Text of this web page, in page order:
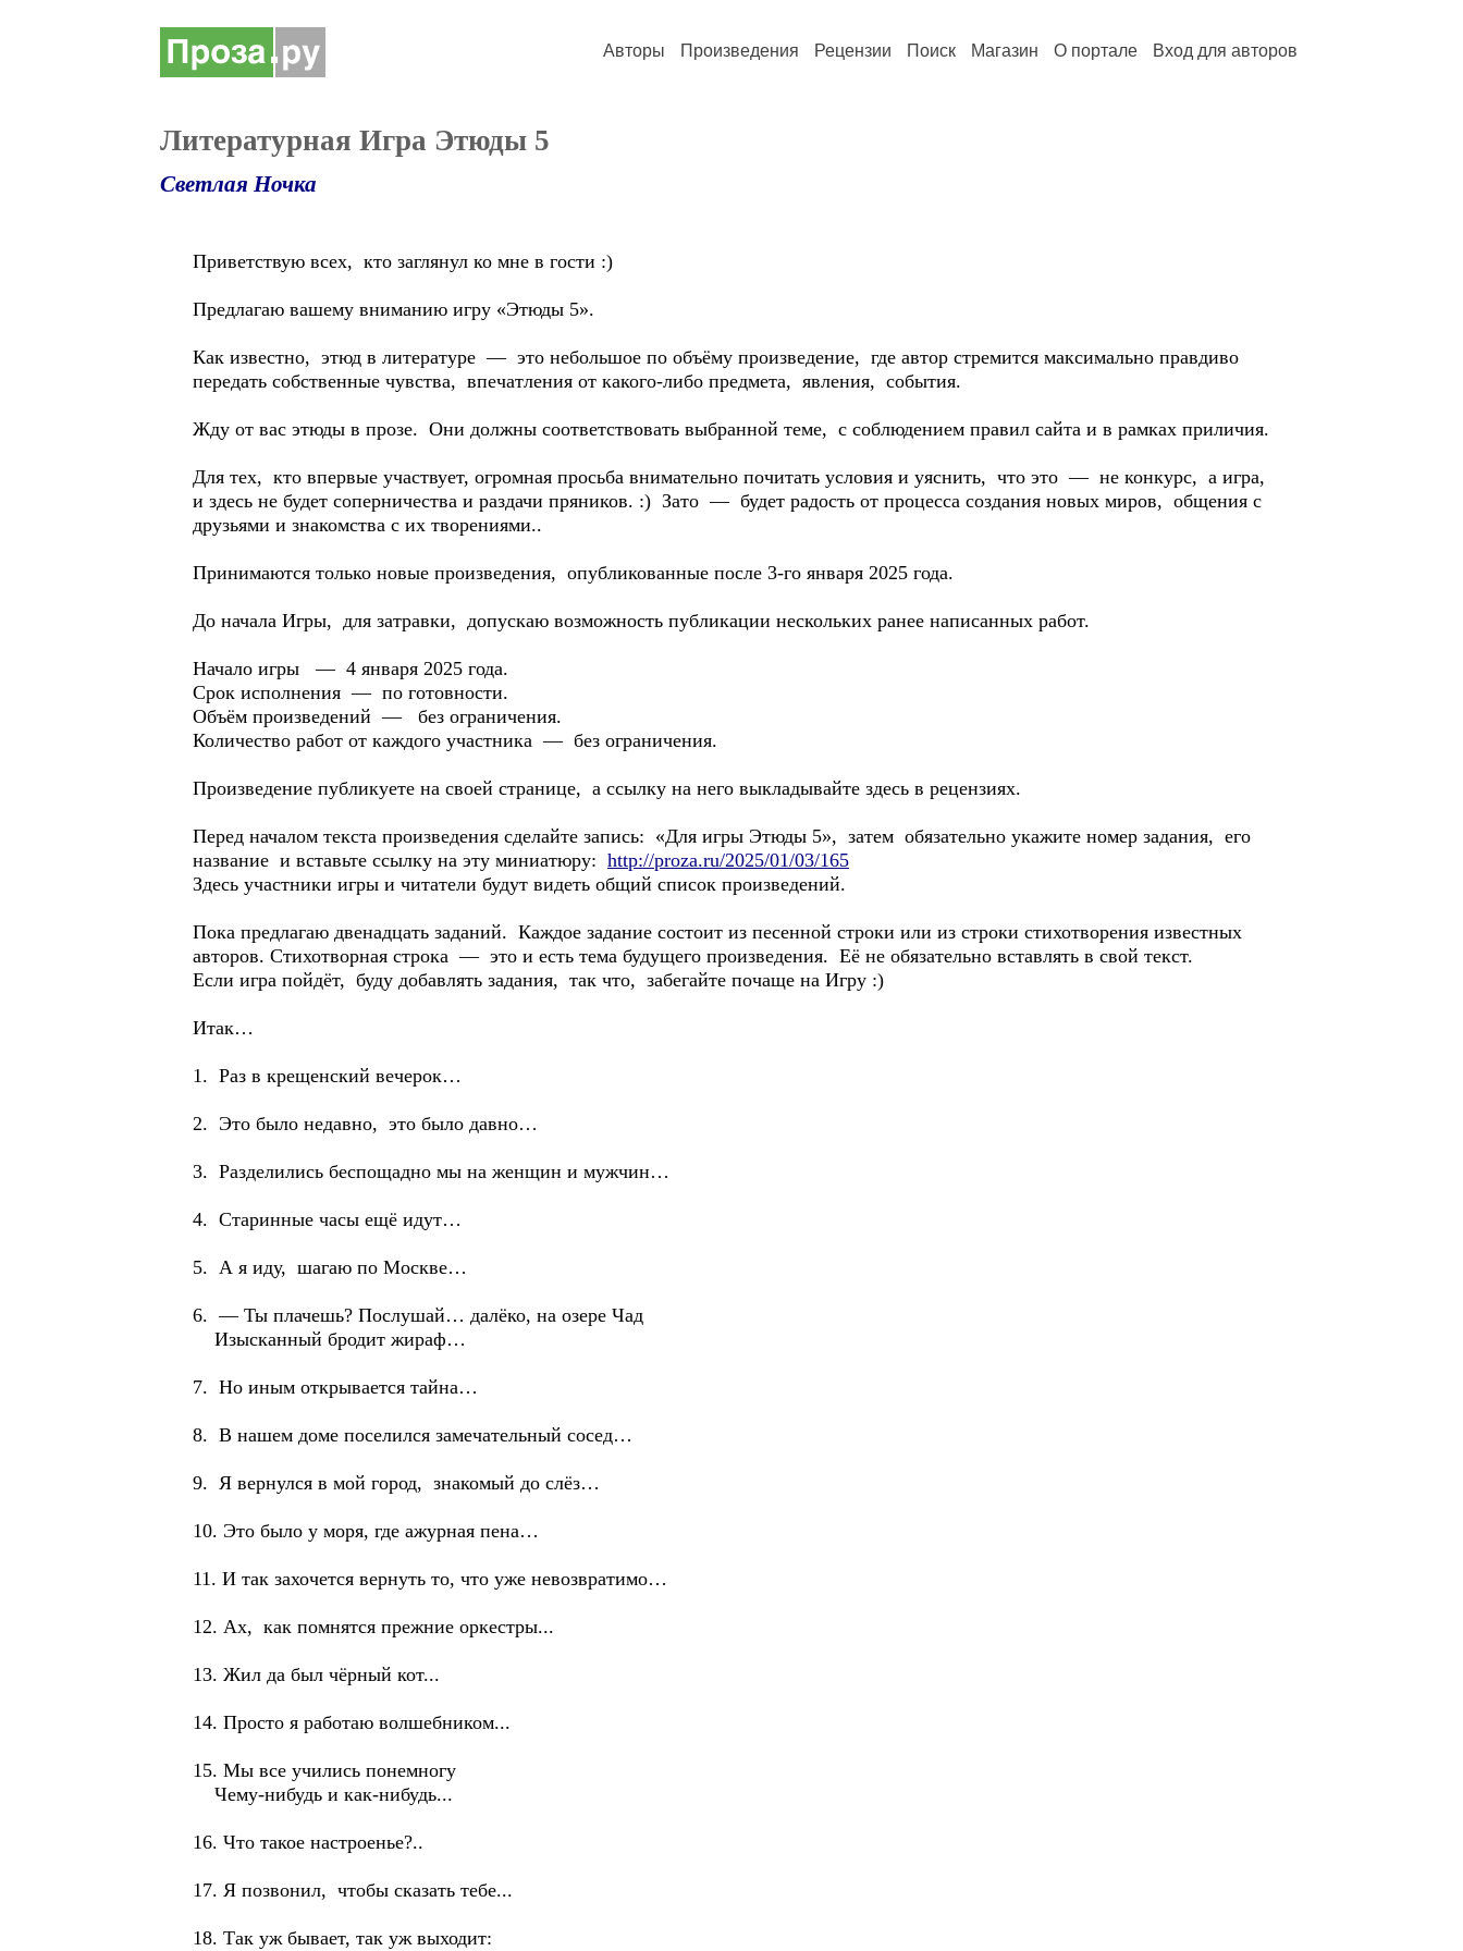
Авторы Произведения Рецензии Поиск Магазин О портале Вход для авторов
Литературная Игра Этюды 5
Светлая Ночка
Приветствую всех, кто заглянул ко мне в гости :)
Предлагаю вашему вниманию игру «Этюды 5».
Как известно, этюд в литературе — это небольшое по объёму произведение, где автор стремится максимально правдиво
передать собственные чувства, впечатления от какого-либо предмета, явления, события.
Жду от вас этюды в прозе. Они должны соответствовать выбранной теме, с соблюдением правил сайта и в рамках приличия.
Для тех, кто впервые участвует, огромная просьба внимательно почитать условия и уяснить, что это — не конкурс, а игра,
и здесь не будет соперничества и раздачи пряников. :) Зато — будет радость от процесса создания новых миров, общения с
друзьями и знакомства с их творениями..
Принимаются только новые произведения, опубликованные после 3-го января 2025 года.
До начала Игры, для затравки, допускаю возможность публикации нескольких ранее написанных работ.
Начало игры — 4 января 2025 года.
Срок исполнения — по готовности.
Объём произведений — без ограничения.
Количество работ от каждого участника — без ограничения.
Произведение публикуете на своей странице, а ссылку на него выкладывайте здесь в рецензиях.
Перед началом текста произведения сделайте запись: «Для игры Этюды 5», затем обязательно укажите номер задания, его
название и вставьте ссылку на эту миниатюру: http://proza.ru/2025/01/03/165
Здесь участники игры и читатели будут видеть общий список произведений.
Пока предлагаю двенадцать заданий. Каждое задание состоит из песенной строки или из строки стихотворения известных
авторов. Стихотворная строка — это и есть тема будущего произведения. Её не обязательно вставлять в свой текст.
Если игра пойдёт, буду добавлять задания, так что, забегайте почаще на Игру :)
Итак…
1. Раз в крещенский вечерок…
2. Это было недавно, это было давно…
3. Разделились беспощадно мы на женщин и мужчин…
4. Старинные часы ещё идут…
5. А я иду, шагаю по Москве…
6. — Ты плачешь? Послушай… далёко, на озере Чад
Изысканный бродит жираф…
7. Но иным открывается тайна…
8. В нашем доме поселился замечательный сосед…
9. Я вернулся в мой город, знакомый до слёз…
10. Это было у моря, где ажурная пена…
11. И так захочется вернуть то, что уже невозвратимо…
12. Ах, как помнятся прежние оркестры...
13. Жил да был чёрный кот...
14. Просто я работаю волшебником...
15. Мы все учились понемногу
Чему-нибудь и как-нибудь...
16. Что такое настроенье?..
17. Я позвонил, чтобы сказать тебе...
18. Так уж бывает, так уж выходит: